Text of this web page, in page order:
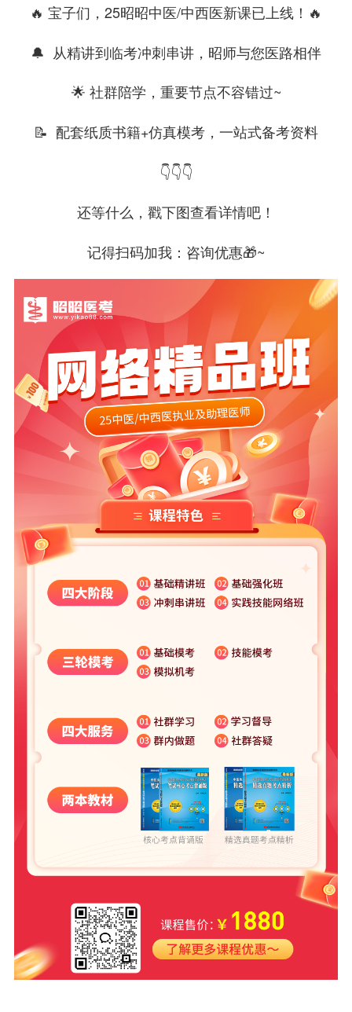
🔥 宝子们，25昭昭中医/中西医新课已上线！🔥
🔔 从精讲到临考冲刺串讲，昭师与您医路相伴
🌟 社群陪学，重要节点不容错过~
📝 配套纸质书籍+仿真模考，一站式备考资料
👇👇👇
还等什么，戳下图查看详情吧！
记得扫码加我：咨询优惠🎁~